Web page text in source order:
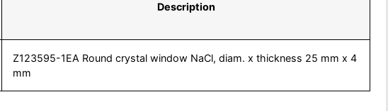
Description
Z123595-1EA Round crystal window NaCl, diam. x thickness 25 mm x 4
mm